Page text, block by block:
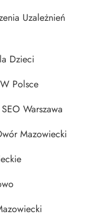
Uzależnień
Dzieci
Polsce
Warszawa
Mazowiecki